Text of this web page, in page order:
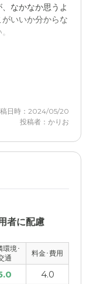
いるようです
すので不満は無
かな?
なかなか思うよ
いいか分からな
いるか等の近況
。信頼度に欠け
いて
いと近況を話し
。
っているのに実
日時：2024/05/20
投稿者：かりお
者に配慮
環境･
通
料金･費用
4.0